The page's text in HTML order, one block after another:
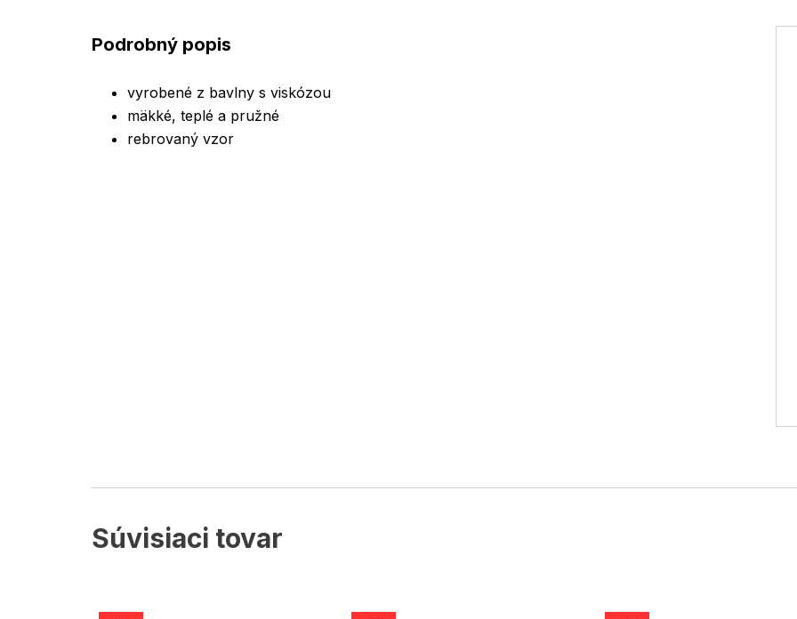
Súvisiaci tovar
Podrobný popis
vyrobené z bavlny s viskózou
mäkké, teplé a pružné
rebrovaný vzor